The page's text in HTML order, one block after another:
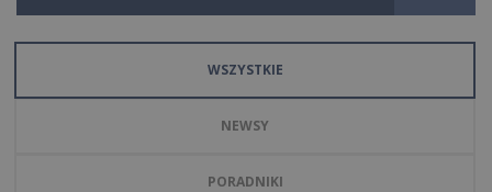
WSZYSTKIE
NEWSY
PORADNIKI